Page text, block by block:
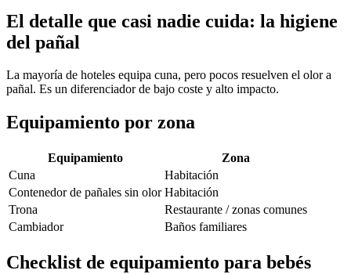
El detalle que casi nadie cuida: la higiene
del pañal
La mayoría de hoteles equipa cuna, pero pocos resuelven el olor a
pañal. Es un diferenciador de bajo coste y alto impacto.
Equipamiento por zona
Equipamiento
Zona
Cuna
Habitación
Contenedor de pañales sin olor Habitación
Trona
Restaurante / zonas comunes
Cambiador
Baños familiares
Checklist de equipamiento para bebés